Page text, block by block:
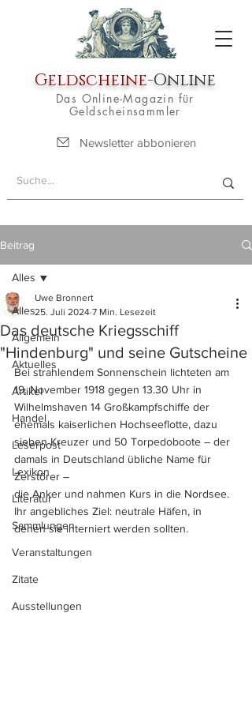
Geldscheine-Online
Das Online-Magazin für
Geldscheinsammler
Newsletter abbonieren
Beitrag
Alles
Allgemein
Aktuelles
Artikel
Handel
Leserpost
Lexikon
Literatur
Sammlungen
Veranstaltungen
Zitate
Ausstellungen
Alles
Das deutsche Kriegsschiff
"Hindenburg" und seine Gutscheine
Uwe Bronnert
25. Juli 2024 7 Min. Lesezeit
Bei strahlendem Sonnenschein lichteten am
19. November 1918 gegen 13.30 Uhr in
Wilhelmshaven 14 Großkampfschiffe der
ehemals kaiserlichen Hochseeflotte, dazu
sieben Kreuzer und 50 Torpedoboote – der
damals in Deutschland übliche Name für
Zerstörer –
die Anker und nahmen Kurs in die Nordsee.
Ihr angebliches Ziel: neutrale Häfen, in
denen sie interniert werden sollten.